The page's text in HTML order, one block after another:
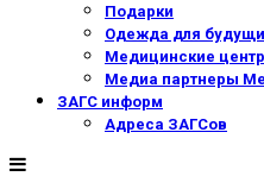
Подарки
Одежда для
Медицинские
Медиа партнеры
ЗАГС информ
Адреса ЗАГСов